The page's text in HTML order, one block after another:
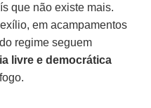
que não existe mais.
em acampamentos
regime seguem
livre e democrática